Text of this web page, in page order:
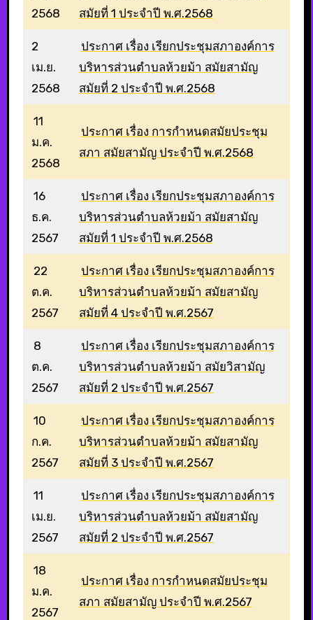
2568
สมัยที่ 1 ประจำปี พ.ศ.2568
2
เม.ย.
2568
ประกาศ เรื่อง เรียกประชุมสภาองค์การ
บริหารส่วนตำบลห้วยม้า สมัยสามัญ
สมัยที่ 2 ประจำปี พ.ศ.2568
11
ม.ค.
2568
ประกาศ เรื่อง การกำหนดสมัยประชุม
สภา สมัยสามัญ ประจำปี พ.ศ.2568
16
ธ.ค.
2567
ประกาศ เรื่อง เรียกประชุมสภาองค์การ
บริหารส่วนตำบลห้วยม้า สมัยสามัญ
สมัยที่ 1 ประจำปี พ.ศ.2568
22
ต.ค.
2567
ประกาศ เรื่อง เรียกประชุมสภาองค์การ
บริหารส่วนตำบลห้วยม้า สมัยสามัญ
สมัยที่ 4 ประจำปี พ.ศ.2567
8
ต.ค.
2567
ประกาศ เรื่อง เรียกประชุมสภาองค์การ
บริหารส่วนตำบลห้วยม้า สมัยวิสามัญ
สมัยที่ 2 ประจำปี พ.ศ.2567
10
ก.ค.
2567
ประกาศ เรื่อง เรียกประชุมสภาองค์การ
บริหารส่วนตำบลห้วยม้า สมัยสามัญ
สมัยที่ 3 ประจำปี พ.ศ.2567
11
เม.ย.
2567
ประกาศ เรื่อง เรียกประชุมสภาองค์การ
บริหารส่วนตำบลห้วยม้า สมัยสามัญ
สมัยที่ 2 ประจำปี พ.ศ.2567
18
ม.ค.
2567
ประกาศ เรื่อง การกำหนดสมัยประชุม
สภา สมัยสามัญ ประจำปี พ.ศ.2567